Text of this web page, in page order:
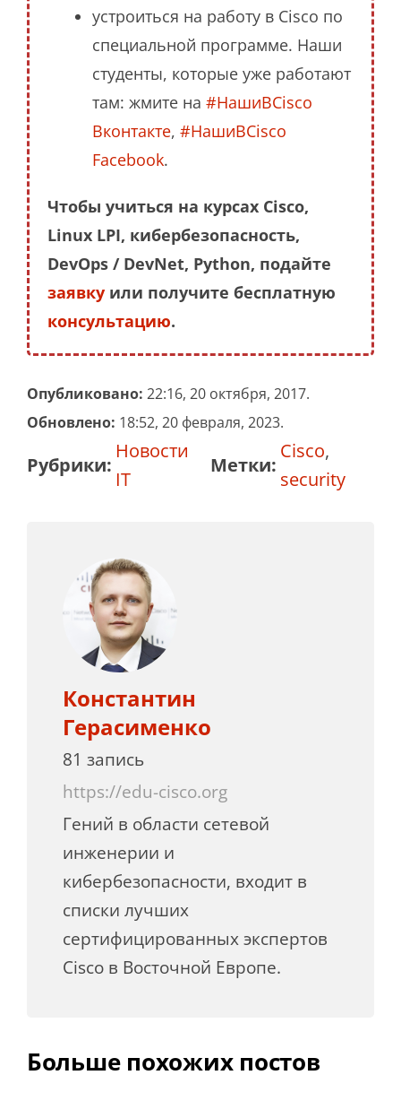
устроиться на работу в Cisco по
специальной программе. Наши
студенты, которые уже работают
там: жмите на #НашиВCisco
Вконтакте, #НашиВCisco
Facebook.
Чтобы учиться на курсах Cisco,
Linux LPI, кибербезопасность,
DevOps / DevNet, Python, подайте
заявку или получите бесплатную
консультацию.
Опубликовано: 22:16, 20 октября, 2017.
Обновлено: 18:52, 20 февраля, 2023.
Рубрики:
Новости
IT
Метки:
Cisco,
security
Константин
Герасименко
81 запись
https://edu-cisco.org
Гений в области сетевой
инженерии и
кибербезопасности, входит в
списки лучших
сертифицированных экспертов
Cisco в Восточной Европе.
Больше похожих постов